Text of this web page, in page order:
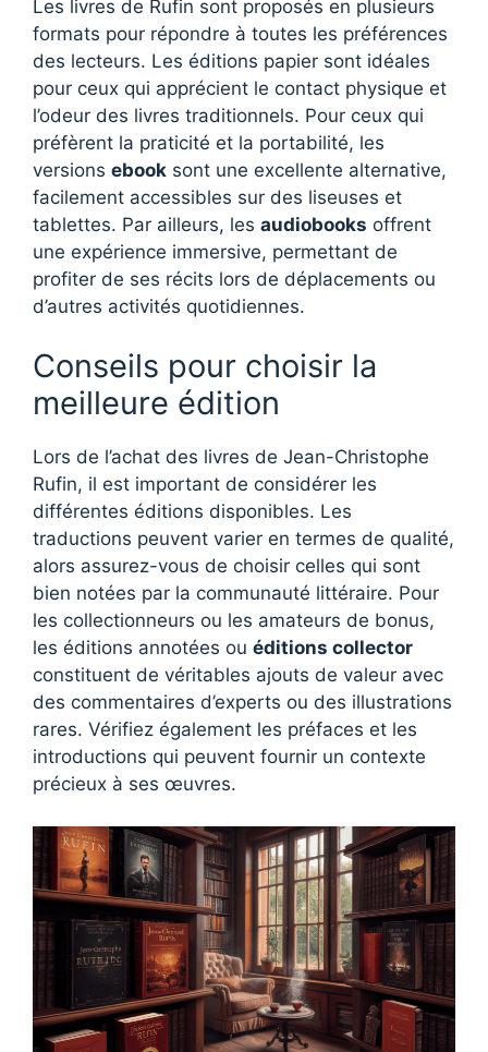
Les livres de Rufin sont proposés en plusieurs
formats pour répondre à toutes les préférences
des lecteurs. Les éditions papier sont idéales
pour ceux qui apprécient le contact physique et
l’odeur des livres traditionnels. Pour ceux qui
préfèrent la praticité et la portabilité, les
versions ebook sont une excellente alternative,
facilement accessibles sur des liseuses et
tablettes. Par ailleurs, les audiobooks offrent
une expérience immersive, permettant de
profiter de ses récits lors de déplacements ou
d’autres activités quotidiennes.
Conseils pour choisir la
meilleure édition
Lors de l’achat des livres de Jean-Christophe
Rufin, il est important de considérer les
différentes éditions disponibles. Les
traductions peuvent varier en termes de qualité,
alors assurez-vous de choisir celles qui sont
bien notées par la communauté littéraire. Pour
les collectionneurs ou les amateurs de bonus,
les éditions annotées ou éditions collector
constituent de véritables ajouts de valeur avec
des commentaires d’experts ou des illustrations
rares. Vérifiez également les préfaces et les
introductions qui peuvent fournir un contexte
précieux à ses œuvres.